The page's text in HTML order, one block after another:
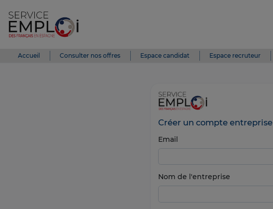
Accueil Consulter nos offres Espace candidat Espace recruteur
Créer un compte entreprise
Email
Nom de l'entreprise